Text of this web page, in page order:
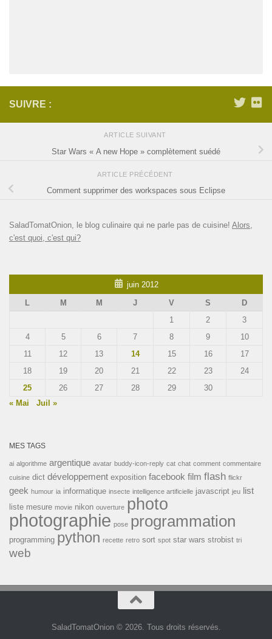
SUIVRE :
ARTICLE SUIVANT
Star Wars « A new Hope » complètement suédé
ARTICLE PRÉCÉDENT
Comment supprimer des workspaces sous Eclipse
SaladTomatOnion, le blog culinaire qui ne parle pas de cuisine! Alors,
c'est quoi, c'est qui?
juin 2012
L
M M J V S
D
1
2
3
4
5 6 7 8 9
10
11
12 13 14 15 16
17
18
19 20 21 22 23
24
25
26 27 28 29
30
« Mai
Juil »
MES TAGS
ai algorithme argentique avatar buddy-icon-reply cat chat comment commentaire
cuisine dict développement exposition facebook film flash flickr
geek humour ia informatique insecte intelligence artificielle javascript jeu list
liste mesure movie nikon ouverture photo
photographie pose programmation
programming python recette retro sort spot star wars strobist tri
web
SaladTomatOnion © 2026. Tous droits réservés.